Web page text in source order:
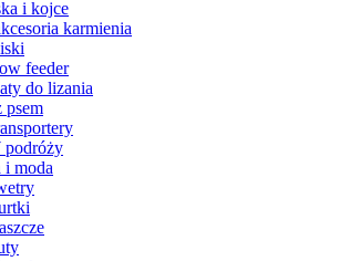
i kojce
karmienia
feeder
do lizania
psem
podróży
i moda